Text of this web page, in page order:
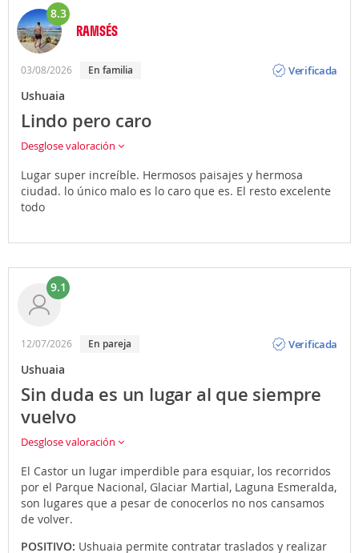
8.3
RAMSÉS
03/08/2026 En familia
Verificada
Ushuaia
Lindo pero caro
Desglose valoración
Lugar super increíble. Hermosos paisajes y hermosa
ciudad. lo único malo es lo caro que es. El resto excelente
todo
9.1
12/07/2026 En pareja
Verificada
Ushuaia
Sin duda es un lugar al que siempre
vuelvo
Desglose valoración
El Castor un lugar imperdible para esquiar, los recorridos
por el Parque Nacional, Glaciar Martial, Laguna Esmeralda,
son lugares que a pesar de conocerlos no nos cansamos
de volver.
POSITIVO: Ushuaia permite contratar traslados y realizar